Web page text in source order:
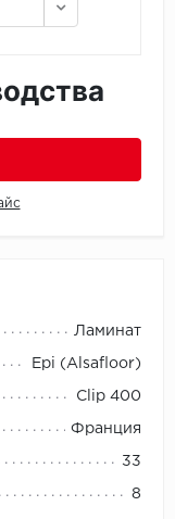
Lucky Floor
Made in Belgium
Next Step
Novafloor
Ламинат
Epi (Alsafloor)
Clip 400
Франция
33
8